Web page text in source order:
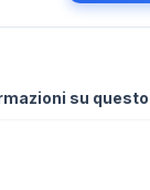
su